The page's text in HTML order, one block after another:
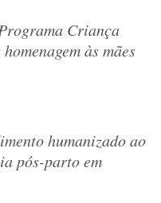
Criança
às mães
humanizado ao
pós-parto em